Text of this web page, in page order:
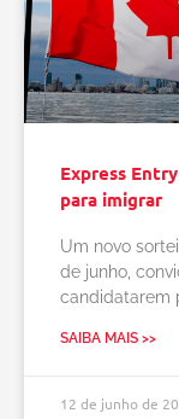
Express
para imigrar
Um novo
de junho,
candidatarem
SAIBA MAIS >>
12 de junho de